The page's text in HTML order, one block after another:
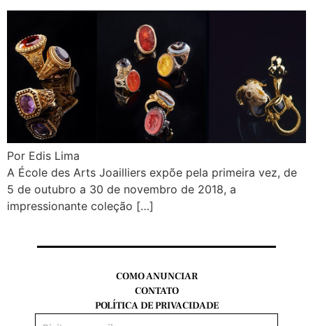
Por Edis Lima
A École des Arts Joailliers expõe pela primeira vez, de
5 de outubro a 30 de novembro de 2018, a
impressionante coleção […]
COMO ANUNCIAR
CONTATO
POLÍTICA DE PRIVACIDADE